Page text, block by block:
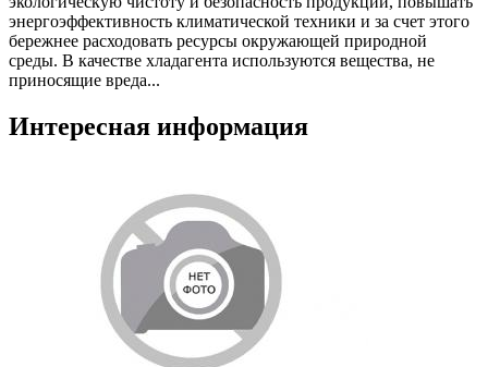
энергоэффективность климатической техники и за счет этого
бережнее расходовать ресурсы окружающей природной
среды. В качестве хладагента используются вещества, не
приносящие вреда...
Интересная информация